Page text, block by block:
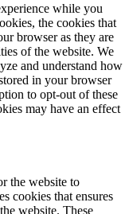
while you
the cookies that
browser as they are
of the website. We
and understand how
in your browser
to opt-out of these
may have an effect
the website to
cookies that ensures
website. These